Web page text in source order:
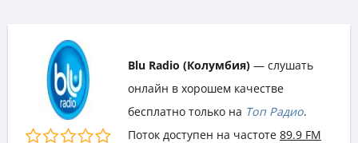
Blu Radio (Колумбия) — слушать
онлайн в хорошем качестве
бесплатно только на Топ Радио.
Поток доступен на частоте 89.9 FM